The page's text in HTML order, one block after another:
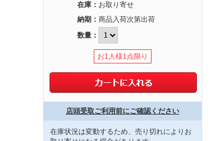
在庫： お取り寄せ
納期： 商品入荷次第出荷
数量：
お1人様1点限り
店頭受取ご利用前にご確認ください
在庫状況は変動するため、売り切れによりお